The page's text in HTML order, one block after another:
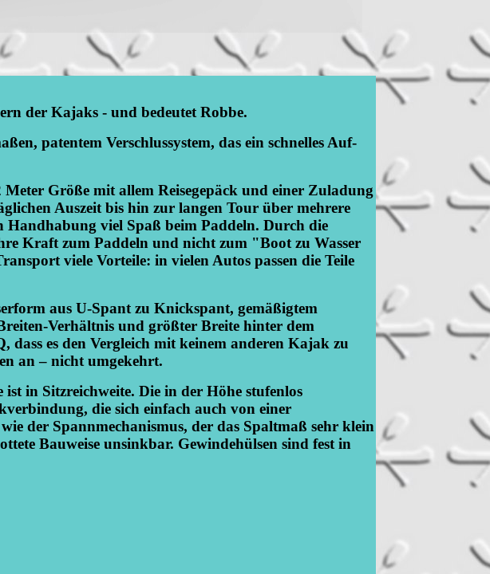
der Kajaks - und bedeutet Robbe.
patentem Verschlussystem, das ein schnelles Auf-
Größe mit allem Reisegepäck und einer Zuladung
Auszeit bis hin zur langen Tour über mehrere
viel Spaß beim Paddeln. Durch die
Kraft zum Paddeln und nicht zum "Boot zu Wasser
viele Vorteile: in vielen Autos passen die Teile
aus U-Spant zu Knickspant, gemäßigtem
Verhältnis und größter Breite hinter dem
dass es den Vergleich mit keinem anderen Kajak zu
an – nicht umgekehrt.
in Sitzreichweite. Die in der Höhe stufenlos
die sich einfach auch von einer
der Spannmechanismus, der das Spaltmaß sehr klein
Bauweise unsinkbar. Gewindehülsen sind fest in